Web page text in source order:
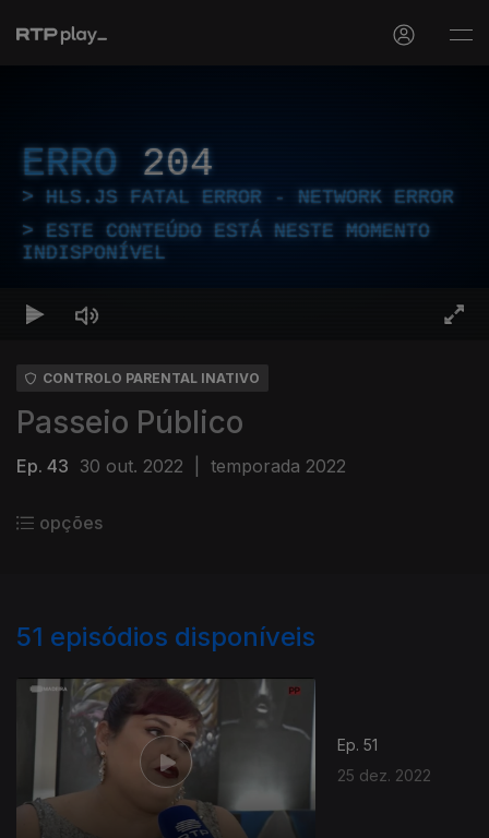
ERRO 204
HLS.JS FATAL ERROR - NETWORK ERROR
ESTE CONTEÚDO ESTÁ NESTE MOMENTO
INDISPONÍVEL
CONTROLO PARENTAL INATIVO
Passeio Público
Ep. 43 30 out. 2022 temporada 2022
opções
51 episódios disponíveis
Ep. 51
25 dez. 2022